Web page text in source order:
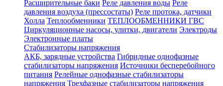
Расширительные баки Реле давления воды Реле
давления воздуха (прессостаты) Реле протока, датчики
Холла Теплообменники ТЕПЛООБМЕННИКИ ГВС
Циркуляционные насосы, улитки, двигатели Электроды
Электронные платы
Стабилизаторы напряжения
АКБ, зарядные устройства Гибридные однофазные
стабилизаторы напряжения Источники бесперебойного
питания Релейные однофазные стабилизаторы
напряжения Трехфазные стабилизаторы напряжения